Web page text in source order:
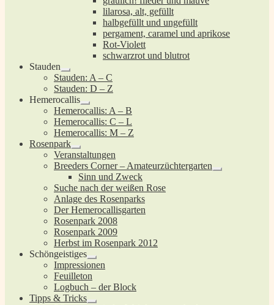
lilarosa, alt, gefüllt
halbgefüllt und ungefüllt
pergament, caramel und aprikose
Rot-Violett
schwarzrot und blutrot
Stauden
Untermenü
öffnen
Stauden: A – C
Stauden: D – Z
Hemerocallis
Untermenü
öffnen
Hemerocallis: A – B
Hemerocallis: C – L
Hemerocallis: M – Z
Rosenpark
Untermenü
öffnen
Veranstaltungen
Breeders Corner – Amateurzüchtergarten
Untermenü
Sinn und Zweck
Suche nach der weißen Rose
Anlage des Rosenparks
Der Hemerocallisgarten
Rosenpark 2008
Rosenpark 2009
Herbst im Rosenpark 2012
Schöngeistiges
Untermenü
öffnen
Impressionen
Feuilleton
Logbuch – der Block
Tipps & Tricks